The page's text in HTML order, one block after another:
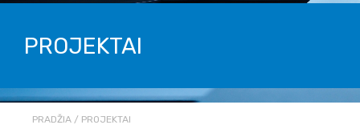
PROJEKTAI
PRADŽIA PROJEKTAI